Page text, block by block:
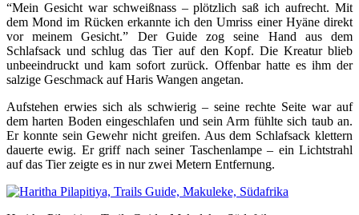
“Mein Gesicht war schweißnass – plötzlich saß ich aufrecht. Mit
dem Mond im Rücken erkannte ich den Umriss einer Hyäne direkt
vor meinem Gesicht.” Der Guide zog seine Hand aus dem
Schlafsack und schlug das Tier auf den Kopf. Die Kreatur blieb
unbeeindruckt und kam sofort zurück. Offenbar hatte es ihm der
salzige Geschmack auf Haris Wangen angetan.
Aufstehen erwies sich als schwierig – seine rechte Seite war auf
dem harten Boden eingeschlafen und sein Arm fühlte sich taub an.
Er konnte sein Gewehr nicht greifen. Aus dem Schlafsack klettern
dauerte ewig. Er griff nach seiner Taschenlampe – ein Lichtstrahl
auf das Tier zeigte es in nur zwei Metern Entfernung.